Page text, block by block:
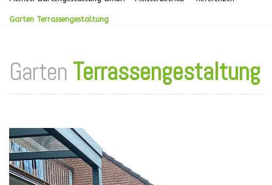
Garten Terrassengestaltung
Garten Terrassengestaltung